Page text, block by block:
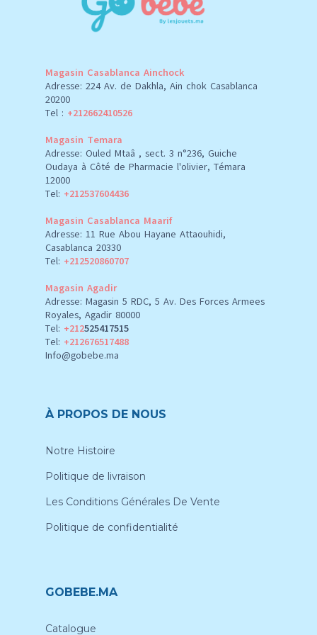
Magasin Casablanca Ainchock
Adresse: 224 Av. de Dakhla, Ain chok Casablanca
20200
Tel : +212662410526
Magasin Temara
Adresse: Ouled Mtaâ , sect. 3 n°236, Guiche
Oudaya à Côté de Pharmacie l'olivier, Témara
12000
Tel: +212537604436
Magasin Casablanca Maarif
Adresse: 11 Rue Abou Hayane Attaouhidi,
Casablanca 20330
Tel: +212520860707
Magasin Agadir
Adresse: Magasin 5 RDC, 5 Av. Des Forces Armees
Royales, Agadir 80000
Tel: +212525417515
Tel: +212676517488
Info@gobebe.ma
À PROPOS DE NOUS
Notre Histoire
Politique de livraison
Les Conditions Générales De Vente
Politique de confidentialité
GOBEBE.MA
Catalogue